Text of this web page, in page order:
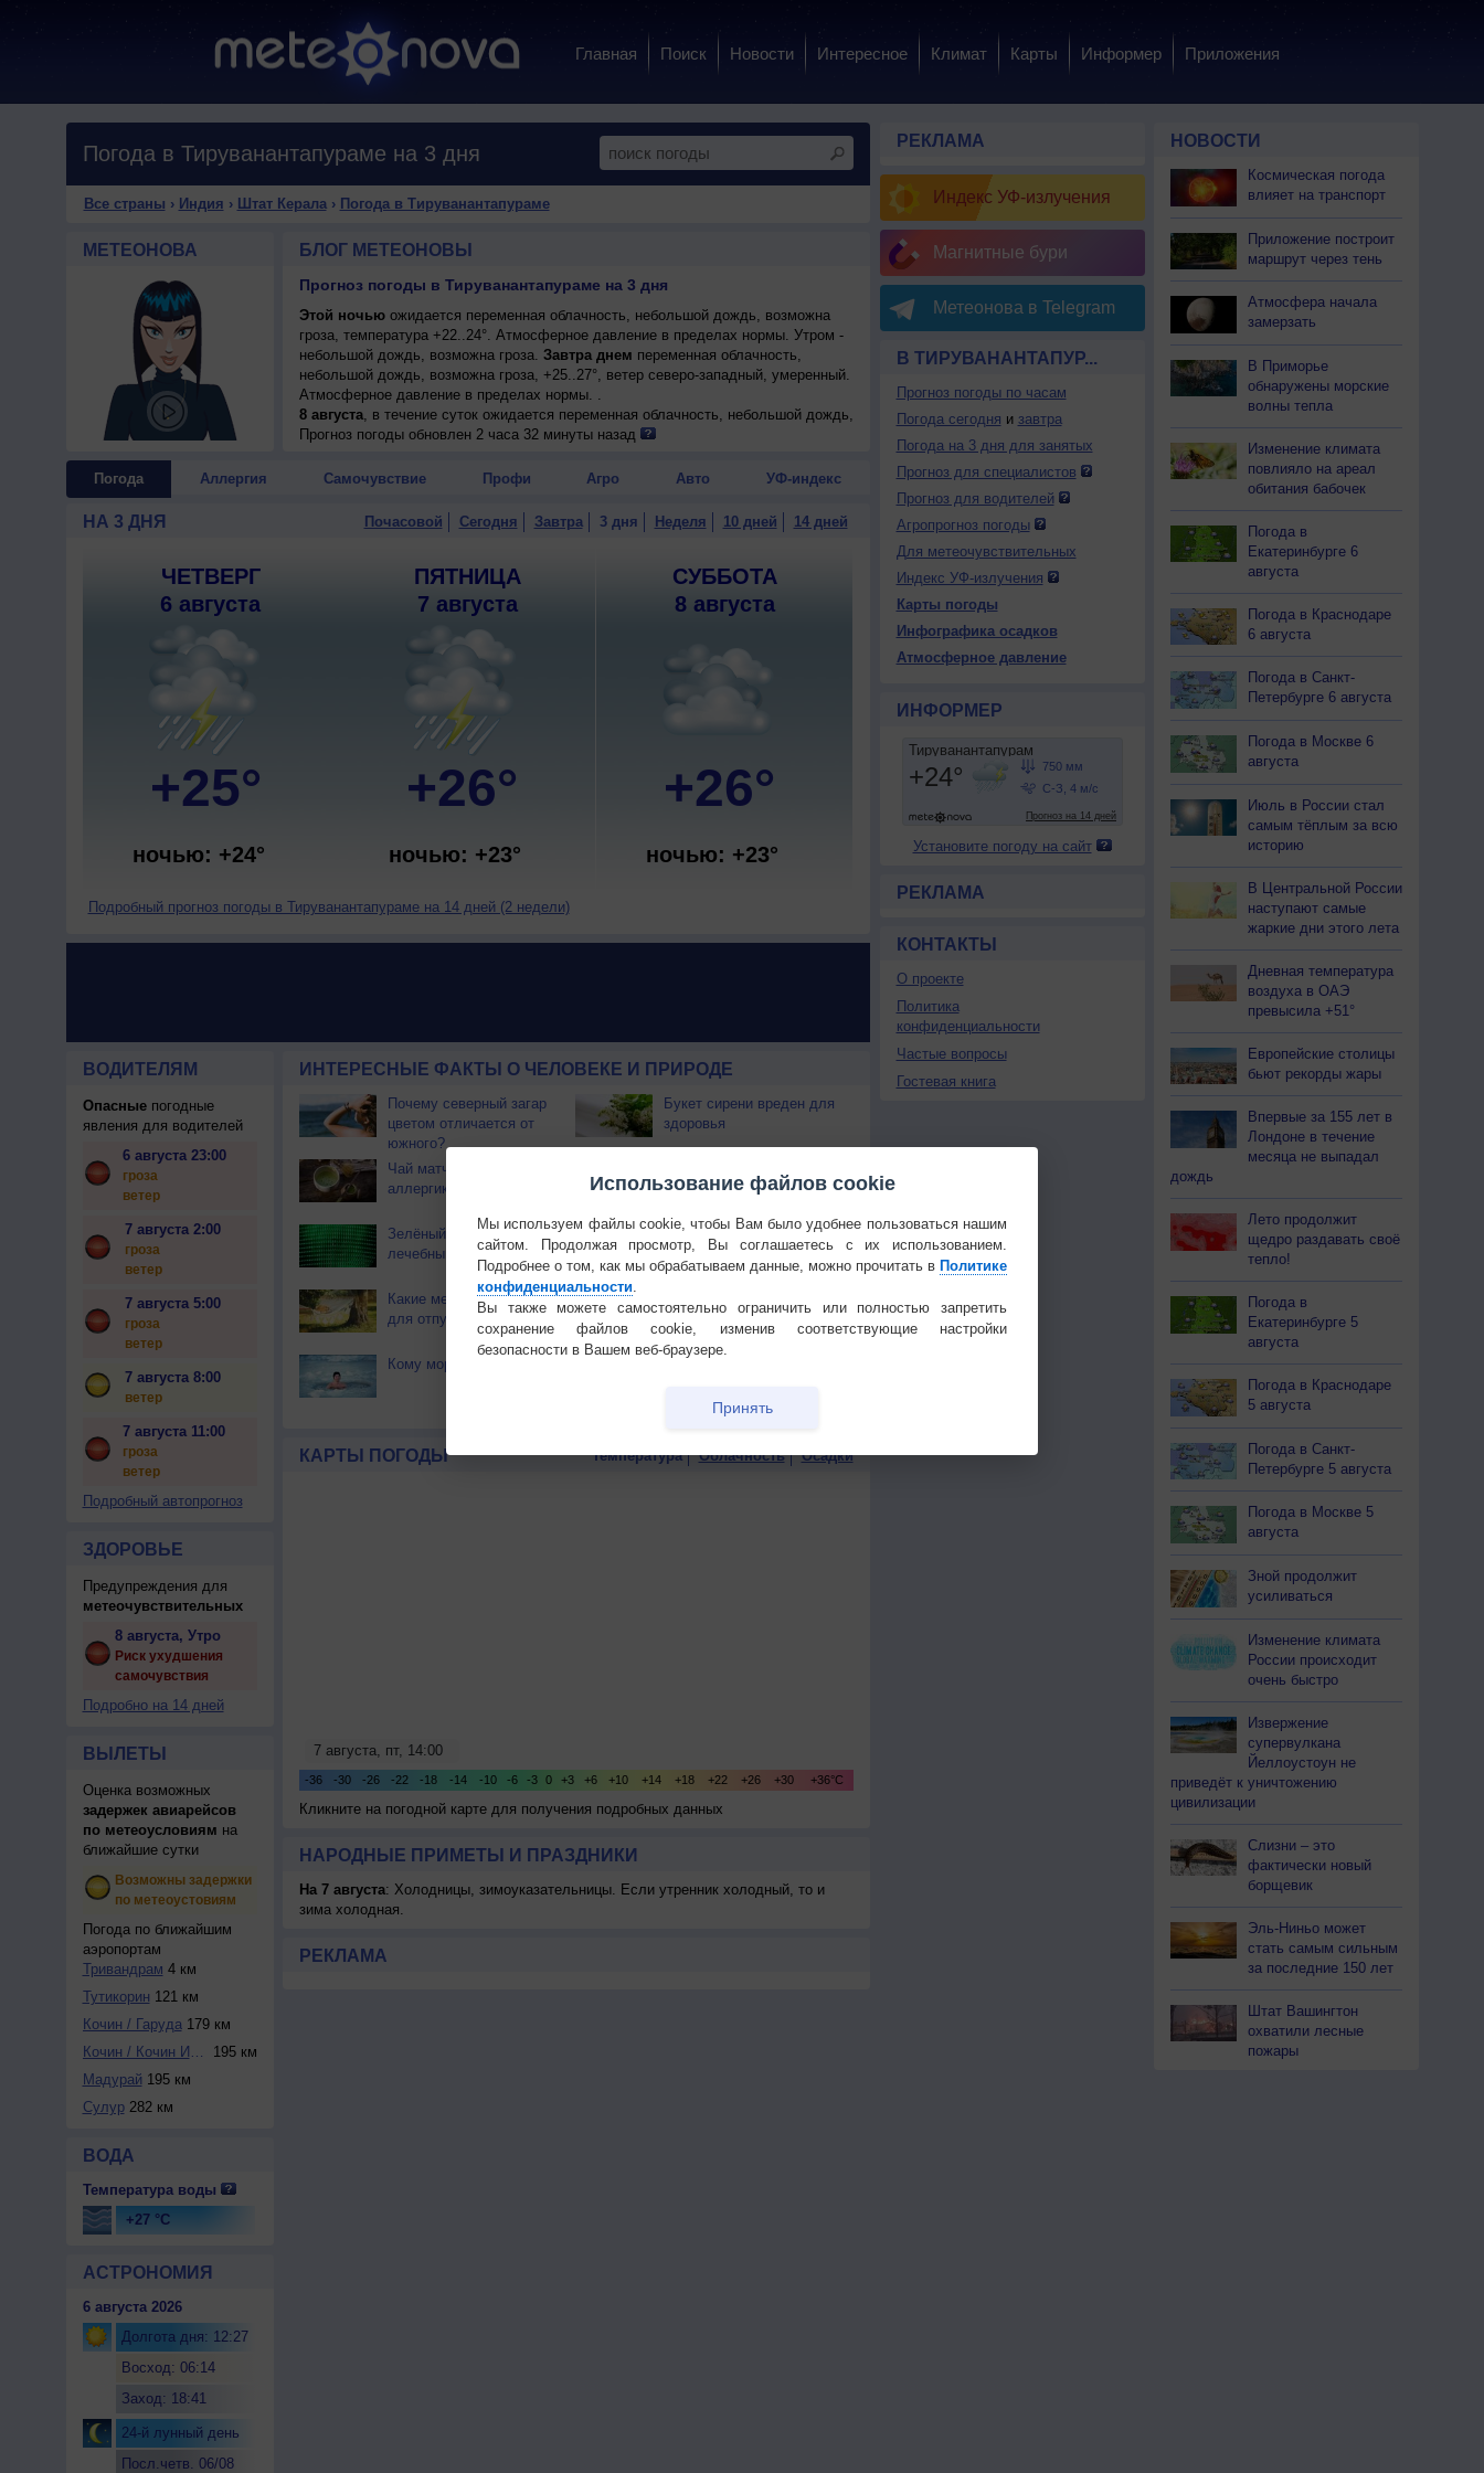
Главная Поиск Новости Интересное Климат Карты Информер Приложения
Погода в Тируванантапураме на 3 дня
Все страны › Индия › Штат Керала› Погода в Тируванантапураме
МЕТЕОНОВА БЛОГ МЕТЕОНОВЫ
Прогноз погоды в Тируванантапураме на 3 дня
Этой ночьюожидается переменная облачность, небольшой дождь, возможна
гроза, температура +22..24°. Атмосферное давление в пределах нормы. Утром -
небольшой дождь, возможна гроза. Завтра днем переменная облачность,
небольшой дождь, возможна гроза, +25..27°, ветер северо-западный, умеренный.
Атмосферное давление в пределах нормы. .
8 августа, в течение суток ожидается переменная облачность, небольшой дождь,
возможна гроза; ночью +22..24°, днем +25..27°, ветер северо-западный,
Прогноз погоды обновлен 2 часа 32 минуты назад
Погода Аллергия Самочувствие Профи Агро Авто УФ-индекс
НА 3 ДНЯ Почасовой Сегодня Завтра 3 дня Неделя 10 дней 14 дней
ЧЕТВЕРГ
6 августа
+25°
ночью: +24°
ПЯТНИЦА
7 августа
+26°
ночью: +23°
СУББОТА
8 августа
+26°
ночью: +23°
Подробный прогноз погоды в Тируванантапураме на 14 дней (2 недели)
ВОДИТЕЛЯМ
Опасныепогодные
явления для водителей
6 августа 23:00
гроза
ветер
7 августа 2:00
гроза
ветер
7 августа 5:00
гроза
ветер
7 августа 8:00
ветер
7 августа 11:00
гроза
ветер
Подробный автопрогноз
ЗДОРОВЬЕ
Предупреждения для
метеочувствительных
8 августа, Утро
Риск ухудшения
самочувствия
Подробно на 14 дней
ВЫЛЕТЫ
Оценка возможных
задержек авиарейсов
по метеоусловиям на
ближайшие сутки
Возможны задержки
по метеоустовиям
Погода по ближайшим
аэропортам
Тривандрам 4 км
Тутикорин 121 км
Кочин / Гаруда179 км
Кочин / Кочин Инт...
195 км
Мадурай 195 км
Сулур282 км
ВОДА
Температура воды
+27 °C
АСТРОНОМИЯ
6 августа 2026
Долгота дня: 12:27
Восход: 06:14
Заход: 18:41
24-й лунный день
Посл.четв. 06/08
ИНТЕРЕСНЫЕ ФАКТЫ О ЧЕЛОВЕКЕ И ПРИРОДЕ
Почему северный загар
цветом отличается от
южного?
Букет сирени вреден для
здоровья
Чай матча может помочь
аллергикам
Зелёный цвет обладает
лечебным эффектом
Кому нельзя есть
мандарины?
Какие месяцы выбирать
для отпуска?
рекомендуется веганская
диета?
Кому мороз нестрашен?
КАРТЫ ПОГОДЫ Температура Облачность Осадки
Кликните на погодной карте для получения подробных данных
НАРОДНЫЕ ПРИМЕТЫ И ПРАЗДНИКИ
На 7 августа: Холодницы, зимоуказательницы. Если утренник холодный, то и
зима холодная.
РЕКЛАМА
РЕКЛАМА
Индекс УФ-излучения
Магнитные бури
Метеонова в Telegram
В ТИРУВАНАНТАПУР...
Прогноз погоды по часам
Погода сегодня и завтра
Погода на 3 дня для занятых
Прогноз для специалистов
Прогноз для водителей
Агропрогноз погоды
Для метеочувствительных
Индекс УФ-излучения
Карты погоды
Инфографика осадков
Атмосферное давление
ИНФОРМЕР
Установите погоду на сайт
РЕКЛАМА
КОНТАКТЫ
О проекте
Политика
конфиденциальности
Частые вопросы
Гостевая книга
НОВОСТИ
Космическая погода
влияет на транспорт
Приложение построит
маршрут через тень
Атмосфера начала
замерзать
В Приморье
обнаружены морские
волны тепла
Изменение климата
повлияло на ареал
обитания бабочек
Погода в
Екатеринбурге 6
августа
Погода в Краснодаре
6 августа
Погода в Санкт-
Петербурге 6 августа
Погода в Москве 6
августа
Июль в России стал
самым тёплым за всю
историю
В Центральной России
наступают самые
жаркие дни этого лета
Дневная температура
воздуха в ОАЭ
превысила +51°
Европейские столицы
бьют рекорды жары
Впервые за 155 лет в
Лондоне в течение
месяца не выпадал
дождь
Лето продолжит
щедро раздавать своё
тепло!
Погода в
Екатеринбурге 5
августа
Погода в Краснодаре
5 августа
Погода в Санкт-
Петербурге 5 августа
Погода в Москве 5
августа
Зной продолжит
усиливаться
Изменение климата
России происходит
очень быстро
Извержение
супервулкана
Йеллоустоун не
приведёт к уничтожению
цивилизации
Слизни – это
фактически новый
борщевик
Эль-Ниньо может
стать самым сильным
за последние 150 лет
Штат Вашингтон
охватили лесные
пожары
Использование файлов cookie
Мы используем файлы cookie, чтобы Вам было удобнее пользоваться нашим
сайтом. Продолжая просмотр, Вы соглашаетесь с их использованием.
Подробнее о том, как мы обрабатываем данные, можно прочитать в Политике
конфиденциальности.
Вы также можете самостоятельно ограничить или полностью запретить
сохранение файлов cookie, изменив соответствующие настройки
безопасности в Вашем веб-браузере.
Принять